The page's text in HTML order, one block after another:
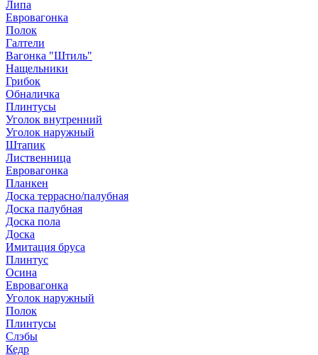
Липа
Евровагонка
Полок
Галтели
Вагонка "Штиль"
Нащельники
Грибок
Обналичка
Плинтусы
Уголок внутренний
Уголок наружный
Штапик
Лиственница
Евровагонка
Планкен
Доска террасно/палубная
Доска палубная
Доска пола
Доска
Имитация бруса
Плинтус
Осина
Евровагонка
Уголок наружный
Полок
Плинтусы
Слэбы
Кедр